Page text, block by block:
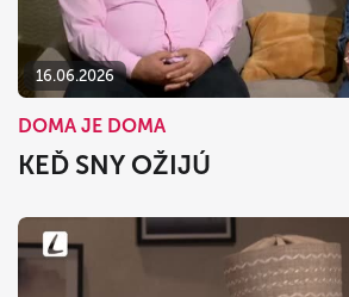
16.06.2026
DOMA JE DOMA
KEĎ SNY OŽIJÚ